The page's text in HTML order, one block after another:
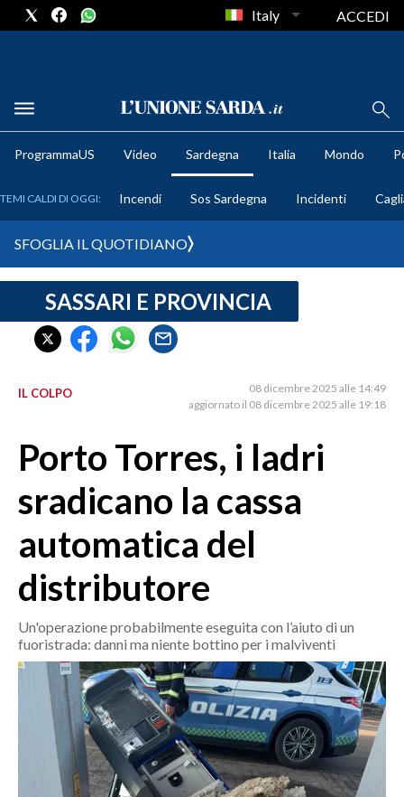
METEO
CRONACA SARDEGNA
CAGLIARI
SULCIS IGLESIENTE
SASSARI E PROVINCIA
GALLURA
OGLIASTRA
AGENDA
ITALIA
MONDO
POLITICA
ECONOMIA
Italy ACCEDI
ProgrammaUS Video Sardegna Italia Mondo
TEMI CALDI DI OGGI: Incendi Sos Sardegna Incidenti
SFOGLIA IL QUOTIDIANO
SASSARI E PROVINCIA
IL COLPO
08 dicembre 2025 alle 14:49
aggiornato il 08 dicembre 2025 alle 19:18
Porto Torres, i ladri
sradicano la cassa
automatica del
distributore
Un'operazione probabilmente eseguita con l’aiuto di un
fuoristrada: danni ma niente bottino per i malviventi